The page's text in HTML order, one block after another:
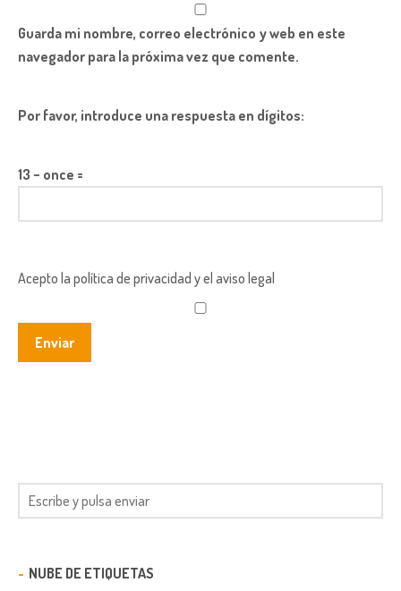
Guarda mi nombre, correo electrónico y web en este
navegador para la próxima vez que comente.
Por favor, introduce una respuesta en dígitos:
13 − once =
Acepto la política de privacidad y el aviso legal
NUBE DE ETIQUETAS